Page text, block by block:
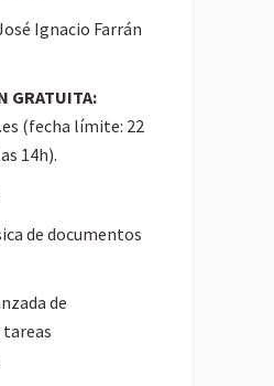
Ignacio Farrán
GRATUITA:
(fecha límite: 22
14h).
de documentos
de